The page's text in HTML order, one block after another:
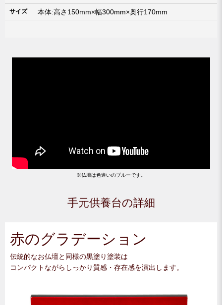
サイズ 本体:高さ150mm×幅300mm×奥行170mm
※仏壇は色違いのブルーです。
手元供養台の詳細
赤のグラデーション
伝統的なお仏壇と同様の黒塗り塗装は
コンパクトながらしっかり質感・存在感を演出します。